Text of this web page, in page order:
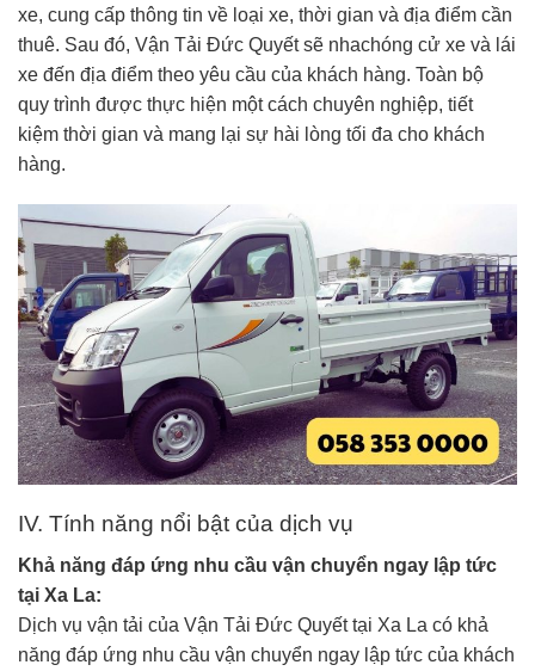
xe, cung cấp thông tin về loại xe, thời gian và địa điểm cần
thuê. Sau đó, Vận Tải Đức Quyết sẽ nhachóng cử xe và lái
xe đến địa điểm theo yêu cầu của khách hàng. Toàn bộ
quy trình được thực hiện một cách chuyên nghiệp, tiết
kiệm thời gian và mang lại sự hài lòng tối đa cho khách
hàng.
IV. Tính năng nổi bật của dịch vụ
Khả năng đáp ứng nhu cầu vận chuyển ngay lập tức
tại Xa La:
Dịch vụ vận tải của Vận Tải Đức Quyết tại Xa La có khả
năng đáp ứng nhu cầu vận chuyển ngay lập tức của khách